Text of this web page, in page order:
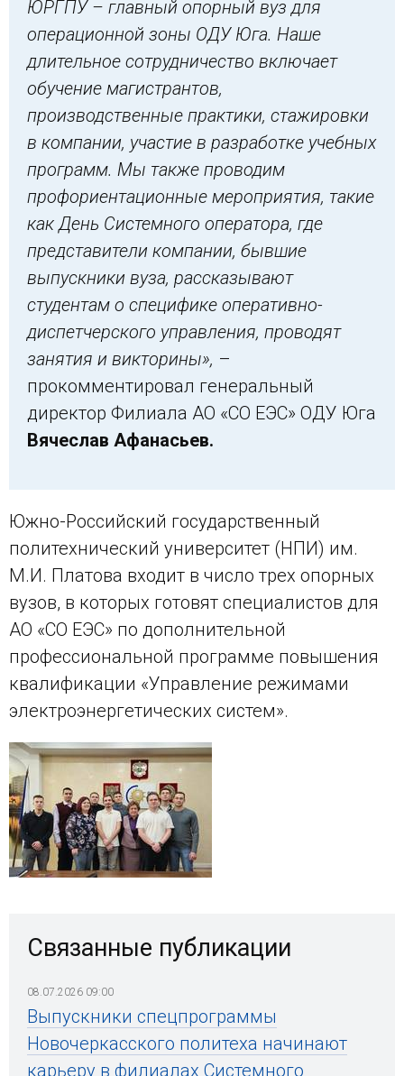
ЮРГПУ – главный опорный вуз для
операционной зоны ОДУ Юга. Наше
длительное сотрудничество включает
обучение магистрантов,
производственные практики, стажировки
в компании, участие в разработке учебных
программ. Мы также проводим
профориентационные мероприятия, такие
как День Системного оператора, где
представители компании, бывшие
выпускники вуза, рассказывают
студентам о специфике оперативно-
диспетчерского управления, проводят
занятия и викторины», –
прокомментировал генеральный
директор Филиала АО «СО ЕЭС» ОДУ Юга
Вячеслав Афанасьев.
Южно-Российский государственный
политехнический университет (НПИ) им.
М.И. Платова входит в число трех опорных
вузов, в которых готовят специалистов для
АО «СО ЕЭС» по дополнительной
профессиональной программе повышения
квалификации «Управление режимами
электроэнергетических систем».
Связанные публикации
08.07.2026 09:00
Выпускники спецпрограммы
Новочеркасского политеха начинают
карьеру в филиалах Системного